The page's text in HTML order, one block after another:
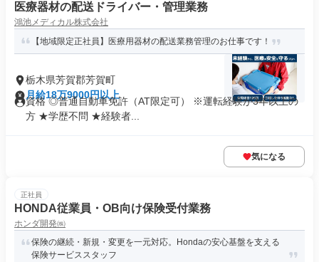
医療器材の配送ドライバー・管理業務
鴻池メディカル株式会社
【地域限定正社員】医療用器材の配送業務管理のお仕事です！
栃木県芳賀郡芳賀町
月給18万9000円以上
資格 ◎普通自動車免許（AT限定可） ※運転経験が3年以上の
方 ★学歴不問 ★経験者...
気になる
正社員
HONDA従業員・OB向け保険受付業務
ホンダ開発㈱
保険の継続・新規・変更を一元対応。Hondaの安心基盤を支える
保険サービススタッフ